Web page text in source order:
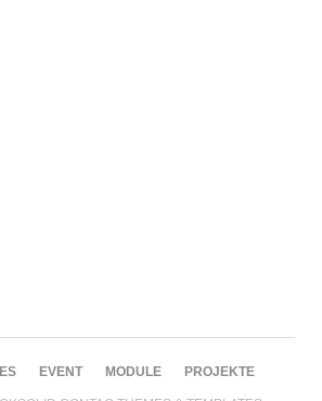
EVENT MODULE PROJEKTE